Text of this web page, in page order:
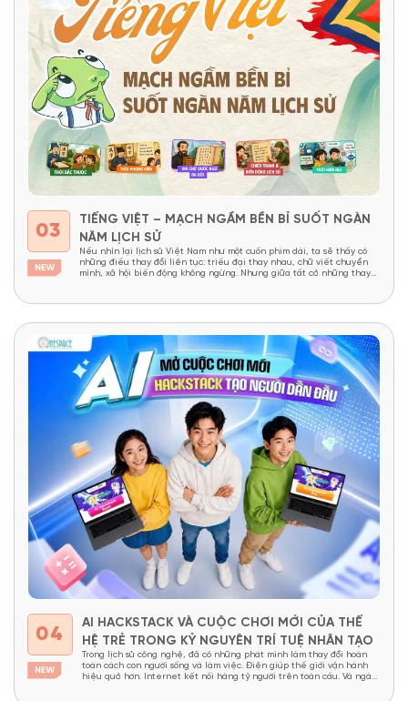
03
TIẾNG VIỆT – MẠCH NGẦM BỀN BỈ SUỐT NGÀN
NĂM LỊCH SỬ
Nếu nhìn lại lịch sử Việt Nam như một cuốn phim dài, ta sẽ thấy có
những điều thay đổi liên tục: triều đại thay nhau, chữ viết chuyển
mình, xã hội biến động không ngừng. Nhưng giữa tất cả những thay
04
AI HACKSTACK VÀ CUỘC CHƠI MỚI CỦA THẾ
HỆ TRẺ TRONG KỶ NGUYÊN TRÍ TUỆ NHÂN TẠO
Trong lịch sử công nghệ, đã có những phát minh làm thay đổi hoàn
toàn cách con người sống và làm việc. Điện giúp thế giới vận hành
hiệu quả hơn. Internet kết nối hàng tỷ người trên toàn cầu. Và ngày